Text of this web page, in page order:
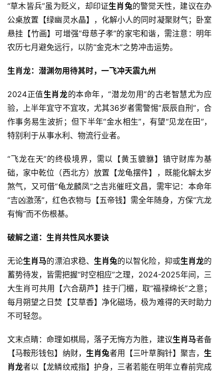
“草木皆兵”虽为贬义，却印证生肖兔的警觉天性，建议在办
公桌放置【绿幽灵水晶】，化解小人的同时凝聚财气；卧室
悬挂【竹画】可增强“母慈子孝”的家宅和谐，需注意：明年
农历七月避免远行，以防“金克木”之势冲击运势。
生肖龙：潜渊勿用待其时，一飞冲天震九州
2024正值生肖龙的本命年，“潜龙勿用”的古老智慧尤为应
验，上半年宜守不宜攻，尤其36岁者需警惕“辰辰自刑”，合
作事务易生波折；但下半年“金水相生”，有望“见龙在田”，
特别利于从事水利、物流行业者。
“飞龙在天”的终极境界，需以【黄玉貔貅】镇守财库为基
础，家中乾位（西北方）放置【龙龟摆件】，既能化解太岁
煞气，又可借“龟龙麟凤”之吉兆催旺文昌，需牢记：本命年
“吉凶激荡”，红色衣物与【五帝钱】需全年随身，方保“亢龙
有悔”而不伤根基。
破解之道：生肖共性风水要诀
无论生肖马的漂泊求稳、 生肖兔的以智化险，抑或生肖龙的
蓄势待发，皆需把握“时空相应”之理，2024-2025年间，三
大生肖可共用【六合葫芦】挂于门楣，取“福禄绵长”之意；
每月朔望之日焚【艾草香】净化磁场，极为难得的天时助力
不可轻忽。
文末点睛：命理如棋局，落子无悔方为胜，建议生肖马者备
【马鞍形钱包】纳财， 生肖兔者用【三叶草胸针】聚吉，生
肖龙者以【龙鳞纹戒指】护身，三者若能在明年立春前完成